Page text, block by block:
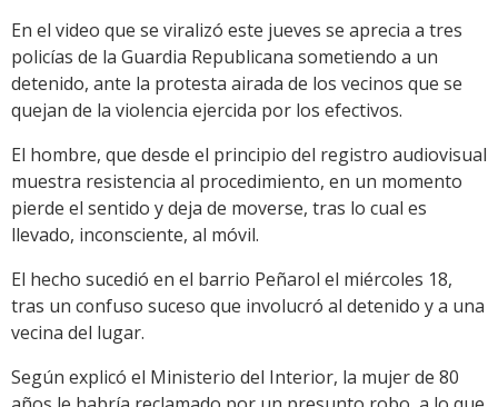
En el video que se viralizó este jueves se aprecia a tres
policías de la Guardia Republicana sometiendo a un
detenido, ante la protesta airada de los vecinos que se
quejan de la violencia ejercida por los efectivos.
El hombre, que desde el principio del registro audiovisual
muestra resistencia al procedimiento, en un momento
pierde el sentido y deja de moverse, tras lo cual es
llevado, inconsciente, al móvil.
El hecho sucedió en el barrio Peñarol el miércoles 18,
tras un confuso suceso que involucró al detenido y a una
vecina del lugar.
Según explicó el Ministerio del Interior, la mujer de 80